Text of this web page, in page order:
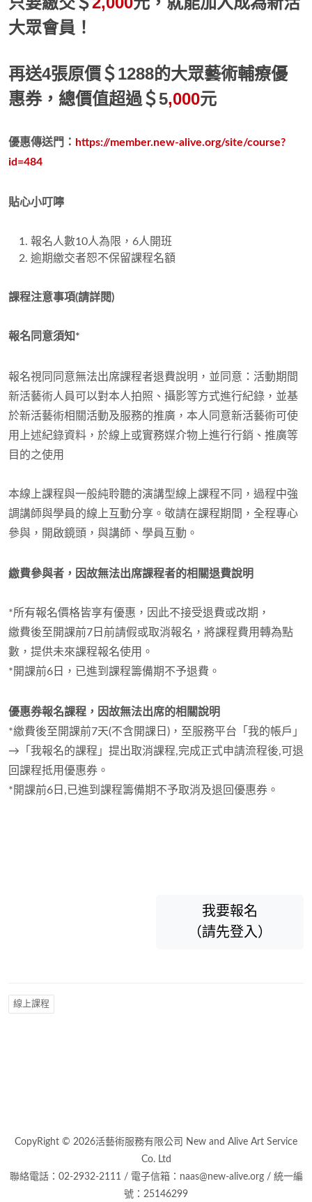
大眾會員！
再送4張原價 ＄1288的大眾藝術輔療優
惠券，總價值超過＄5,000元
優惠傳送門： https://member.new-alive.org/site/course?
id=484
貼心小叮嚀
報名人數10人為限，6人開班
逾期繳交者恕不保留課程名額
課程注意事項(請詳閱)
報名同意須知*
報名視同同意無法出席課程者退費說明，並同意：活動期間
新活藝術人員可以對本人拍照、攝影等方式進行紀錄，並基
於新活藝術相關活動及服務的推廣，本人同意新活藝術可使
用上述紀錄資料，於線上或實務媒介物上進行行銷、推廣等
目的之使用
本線上課程與一般純聆聽的演講型線上課程不同，過程中強
調講師與學員的線上互動分享。敬請在課程期間，全程專心
參與，開啟鏡頭，與講師、學員互動。
繳費參與者，因故無法出席課程者的相關退費說明
*所有報名價格皆享有優惠，因此不接受退費或改期，
繳費後至開課前7日前請假或取消報名，將課程費用轉為點
數，提供未來課程報名使用。
*開課前6日，已進到課程籌備期不予退費。
優惠券報名課程，因故無法出席的相關說明
*繳費後至開課前7天(不含開課日)，至服務平台「我的帳戶」
→「我報名的課程」提出取消課程,完成正式申請流程後,可退
回課程抵用優惠券。
*開課前6日,已進到課程籌備期不予取消及退回優惠券。
我要報名
（請先登入）
線上課程
CopyRight © 2026活藝術服務有限公司 New and Alive Art Service
Co. Ltd
聯絡電話：02-2932-2111 / 電子信箱：naas@new-alive.org / 統一編
號：25146299